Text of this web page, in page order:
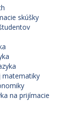
skúšky
matematiky
na prijímacie